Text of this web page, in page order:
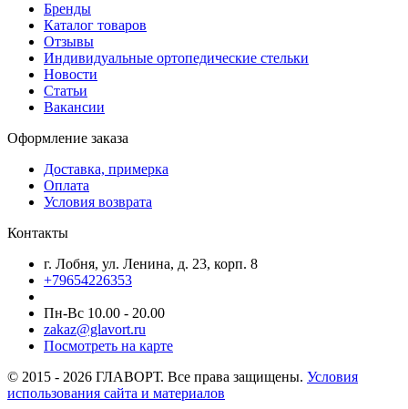
Бренды
Каталог товаров
Отзывы
Индивидуальные ортопедические стельки
Новости
Статьи
Вакансии
Оформление заказа
Доставка, примерка
Оплата
Условия возврата
Контакты
г. Лобня, ул. Ленина, д. 23, корп. 8
+79654226353
Пн-Вс 10.00 - 20.00
zakaz@glavort.ru
Посмотреть на карте
© 2015 - 2026 ГЛАВОРТ. Все права защищены. Условия
использования сайта и материалов